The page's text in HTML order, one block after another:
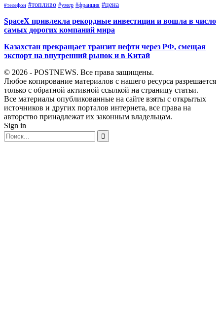
#телефон #топливо #умер #франция #цена
SpaceX привлекла рекордные инвестиции и вошла в число
самых дорогих компаний мира
Казахстан прекращает транзит нефти через РФ, смещая
экспорт на внутренний рынок и в Китай
© 2026 - POSTNEWS. Все права защищены.
Любое копирование материалов с нашего ресурса разрешается
только с обратной активной ссылкой на страницу статьи.
Все материалы опубликованные на сайте взяты с открытых
источников и других порталов интернета, все права на
авторство принадлежат их законным владельцам.
Sign in